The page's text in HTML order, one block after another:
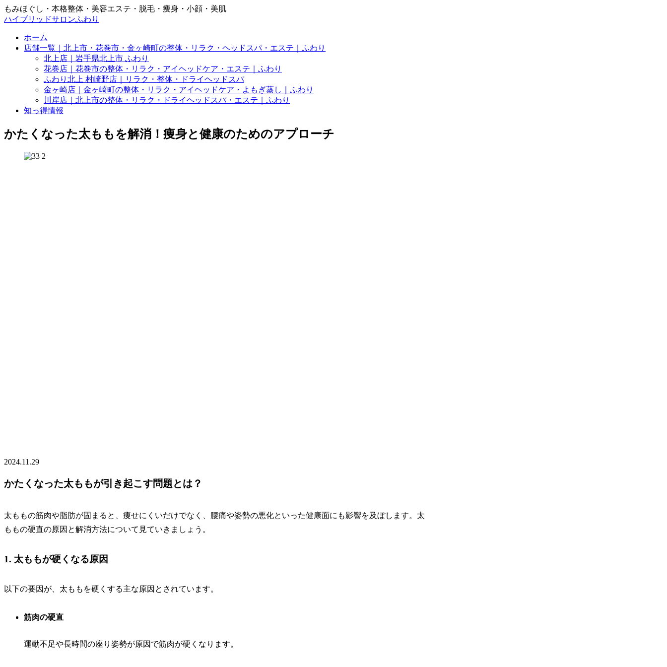
もみほぐし・本格整体・美容エステ・脱毛・痩身・小顔・美肌
ハイブリッドサロンふわり
ホーム
店舗一覧｜北上市・花巻市・金ヶ崎町の整体・リラク・ヘッドスパ・エステ｜ふわり
北上店｜岩手県北上市 ふわり
花巻店｜花巻市の整体・リラク・アイヘッドケア・エステ｜ふわり
ふわり北上 村崎野店｜リラク・整体・ドライヘッドスパ
金ヶ崎店｜金ヶ崎町の整体・リラク・アイヘッドケア・よもぎ蒸し｜ふわり
川岸店｜北上市の整体・リラク・ドライヘッドスパ・エステ｜ふわり
知っ得情報
かたくなった太ももを解消！痩身と健康のためのアプローチ
2024.11.29
かたくなった太ももが引き起こす問題とは？
太ももの筋肉や脂肪が固まると、痩せにくいだけでなく、腰痛や姿勢の悪化といった健康面にも影響を及ぼします。太
ももの硬直の原因と解消方法について見ていきましょう。
1. 太ももが硬くなる原因
以下の要因が、太ももを硬くする主な原因とされています。
筋肉の硬直
運動不足や長時間の座り姿勢が原因で筋肉が硬くなります。